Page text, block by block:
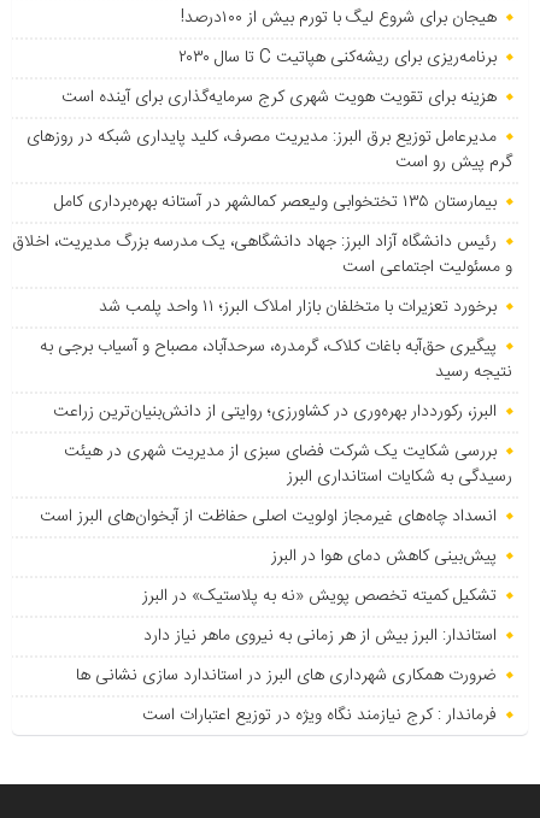
هیجان برای شروع لیگ با تورم بیش از ۱۰۰درصد!
برنامه‌ریزی برای ریشه‌کنی هپاتیت C تا سال ۲۰۳۰
هزینه برای تقویت هویت شهری کرج سرمایه‌گذاری برای آینده است
مدیرعامل توزیع برق البرز: مدیریت مصرف، کلید پایداری شبکه در روزهای
گرم پیش رو است
بیمارستان ۱۳۵ تختخوابی ولیعصر کمالشهر در آستانه بهره‌برداری کامل
رئیس دانشگاه آزاد البرز: جهاد دانشگاهی، یک مدرسه بزرگ مدیریت، اخلاق
و مسئولیت اجتماعی است
برخورد تعزیرات با متخلفان بازار املاک البرز؛ ۱۱ واحد پلمب شد
پیگیری حق‌آبه باغات کلاک، گرمدره، سرحدآباد، مصباح و آسیاب برجی به
نتیجه رسید
البرز، رکورددار بهره‌وری در کشاورزی؛ روایتی از دانش‌بنیان‌ترین زراعت
بررسی شکایت یک شرکت فضای سبزی از مدیریت شهری در هیئت
رسیدگی به شکایات استانداری البرز
انسداد چاه‌های غیرمجاز اولویت اصلی حفاظت از آبخوان‌های البرز است
پیش‌بینی کاهش دمای هوا در البرز
تشکیل کمیته تخصص پویش «نه به پلاستیک» در البرز
استاندار: البرز بیش از هر زمانی به نیروی ماهر نیاز دارد
ضرورت همکاری شهرداری های البرز در استاندارد سازی نشانی ها
فرماندار : کرج نیازمند نگاه ویژه در توزیع اعتبارات است